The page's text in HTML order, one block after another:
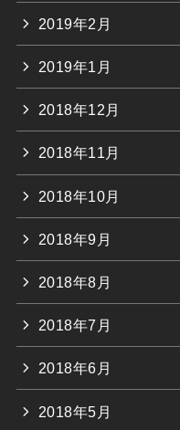
2019年2月
2019年1月
2018年12月
2018年11月
2018年10月
2018年9月
2018年8月
2018年7月
2018年6月
2018年5月